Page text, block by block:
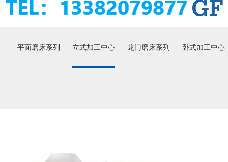
平面磨床系列 立式加工中心 龙门磨床系列 卧式加工中心